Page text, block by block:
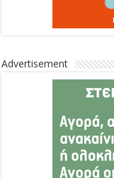
Advertisement